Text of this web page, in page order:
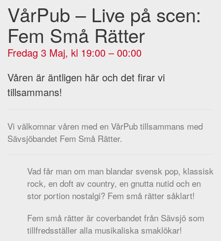
VårPub – Live på scen:
Fem Små Rätter
Fredag 3 Maj, kl 19:00 – 00:00
Våren är äntligen här och det firar vi
tillsammans!
Vi välkomnar våren med en VårPub tillsammans med
Sävsjöbandet Fem Små Rätter.
Vad får man om man blandar svensk pop, klassisk
rock, en doft av country, en gnutta nutid och en
stor portion nostalgi? Fem små rätter såklart!
Fem små rätter är coverbandet från Sävsjö som
tillfredsställer alla musikaliska smaklökar!